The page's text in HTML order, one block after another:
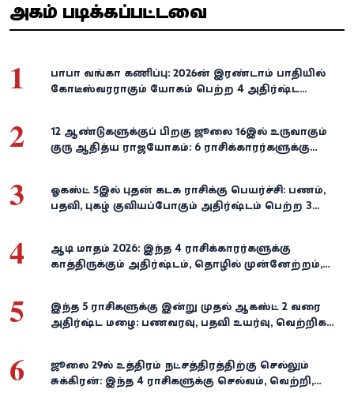
அதிகம் படிக்கப்பட்டவை
1
பாபா வங்கா கணிப்பு: 2026-ன் இரண்டாம் பாதியில்
கோடீஸ்வரராகும் யோகம் பெற்ற 4 அதிர்ஷ்ட
2
12 ஆண்டுகளுக்குப் பிறகு ஜூலை 16இல் உருவாகும்
குரு ஆதித்ய ராஜயோகம்: 6 ராசிக்காரர்களுக்கு
3
ஓகஸ்ட் 5இல் புதன் கடக ராசிக்கு பெயர்ச்சி: பணம்,
பதவி, புகழ் குவியப்போகும் அதிர்ஷ்டம் பெற்ற 3
4
ஆடி மாதம் 2026: இந்த 4 ராசிக்காரர்களுக்கு
காத்திருக்கும் அதிர்ஷ்டம், தொழில் முன்னேற்றம்,
5
இந்த 5 ராசிகளுக்கு இன்று முதல் ஆகஸ்ட் 2 வரை
அதிர்ஷ்ட மழை: பணவரவு, பதவி உயர்வு, வெற்றிகள்
6
ஜூலை 29-ல் உத்திரம் நட்சத்திரத்திற்கு செல்லும்
சுக்கிரன்: இந்த 4 ராசிகளுக்கு செல்வம், வெற்றி,